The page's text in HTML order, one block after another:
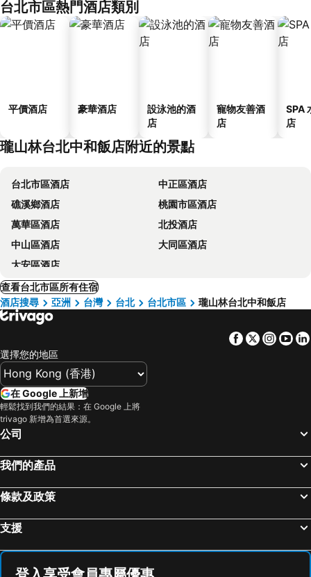
台北市區熱門酒店類別
平價酒店 豪華酒店
設泳池的酒
店
寵物友善酒
店
SPA
店
瓏山林台北中和飯店附近的景點
台北市區酒店
中正區酒店
礁溪鄉酒店
桃園市區酒店
萬華區酒店
北投酒店
中山區酒店
大同區酒店
大安區酒店
查看台北市區所有住宿
酒店搜尋
亞洲 台灣 台北 台北市區 瓏山林台北中和飯店
Facebook
Twitter
選擇您的地區
在 Google 上新增
輕鬆找到我們的結果：在 Google 上將
trivago 新增為首選來源。
公司
我們的產品
條款及政策
支援